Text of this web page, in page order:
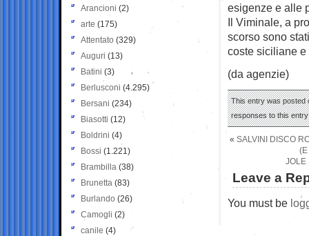
esigenze e alle
Il Viminale, a
scorso sono
coste siciliane e
(da agenzie)
This entry was posted
responses to this
« SALVINI DISCO
(E
JOLE
Leave a
You must be
Arancioni (2)
arte (175)
Attentato (329)
Auguri (13)
Batini (3)
Berlusconi (4.295)
Bersani (234)
Biasotti (12)
Boldrini (4)
Bossi (1.221)
Brambilla (38)
Brunetta (83)
Burlando (26)
Camogli (2)
canile (4)